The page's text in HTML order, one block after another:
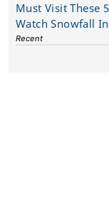
Must Visit These
Watch Snowfall
Recent